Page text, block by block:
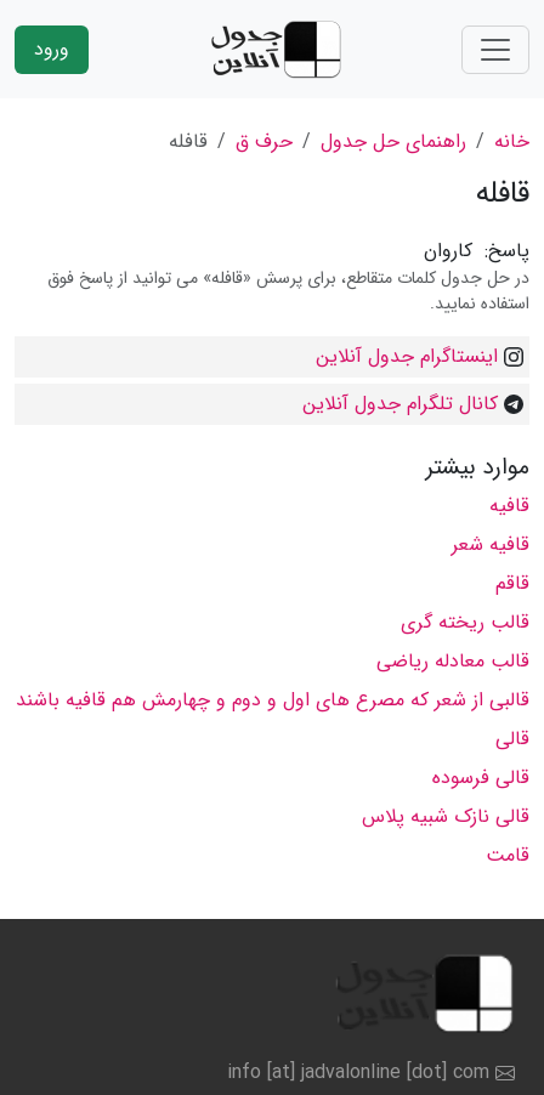
ورود
خانه راهنمای حل جدول حرف ق قافله
قافله
پاسخ: کاروان
در حل جدول کلمات متقاطع، برای پرسش «قافله» می توانید از پاسخ فوق
استفاده نمایید.
اینستاگرام جدول آنلاین
کانال تلگرام جدول آنلاین
موارد بیشتر
قافیه
قافیه شعر
قاقم
قالب ریخته گری
قالب معادله ریاضی
قالبی از شعر که مصرع های اول و دوم و چهارمش هم قافیه باشند
قالی
قالی فرسوده
قالی نازک شبیه پلاس
قامت
info [at] jadvalonline [dot] com